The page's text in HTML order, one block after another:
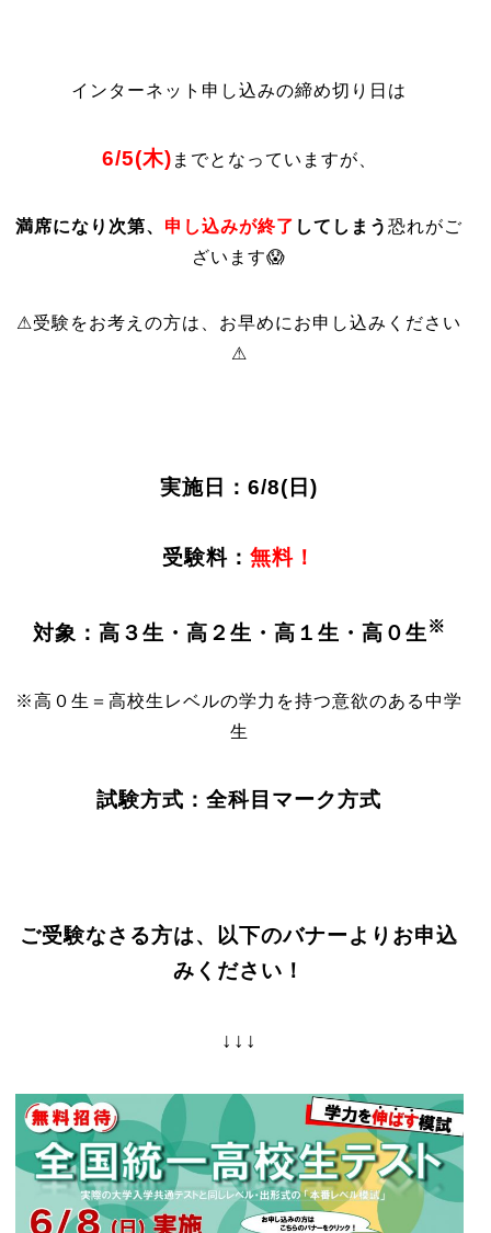
インターネット申し込みの締め切り日は
6/5(木) までとなっていますが、
満席になり次第、 申し込みが終了 してしまう恐れがご
ざいます😱
⚠受験をお考えの方は、お早めにお申し込みください
⚠
実施日：6/8(日)
受験料：無料！
対象：高３生・高２生・高１生・高０生 ※
※高０生＝高校生レベルの学力を持つ意欲のある中学
生
試験方式：全科目マーク方式
ご受験なさる方は、以下のバナーよりお申込
みください！
↓↓↓